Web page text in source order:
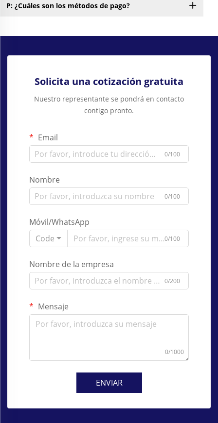
P: ¿Cuáles son los métodos de pago?
Solicita una cotización gratuita
Nuestro representante se pondrá en contacto
contigo pronto.
Email
0/100
Nombre
0/100
Móvil/WhatsApp
Code
0/100
Nombre de la empresa
0/200
Mensaje
0/1000
ENVIAR